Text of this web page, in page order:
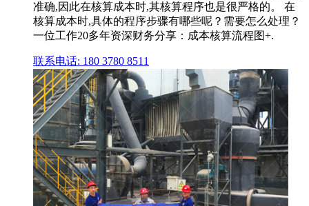
准确,因此在核算成本时,其核算程序也是很严格的。 在
核算成本时,具体的程序步骤有哪些呢？需要怎么处理？
一位工作20多年资深财务分享：成本核算流程图+.
联系电话: 180 3780 8511